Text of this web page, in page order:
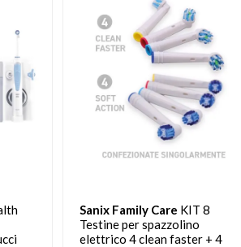
Sanix Family Care KIT 8
Testine per spazzolino
elettrico 4 clean faster + 4